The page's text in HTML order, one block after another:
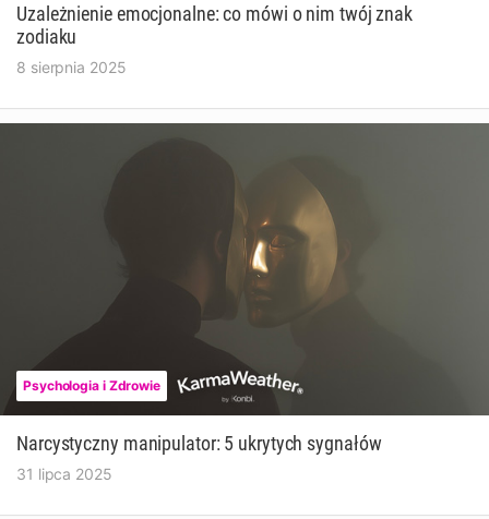
Uzależnienie emocjonalne: co mówi o nim twój znak
zodiaku
8 sierpnia 2025
Psychologia i Zdrowie
Narcystyczny manipulator: 5 ukrytych sygnałów
31 lipca 2025